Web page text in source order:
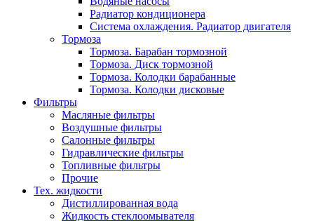
Радиатор кондиционера
Система охлаждения. Радиатор двигателя
Тормоза
Тормоза. Барабан тормозной
Тормоза. Диск тормозной
Тормоза. Колодки барабанные
Тормоза. Колодки дисковые
Фильтры
Масляные фильтры
Воздушные фильтры
Салонные фильтры
Гидравлические фильтры
Топливные фильтры
Прочие
Тех. жидкости
Дистиллированная вода
Жидкость стеклоомывателя